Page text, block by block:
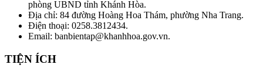
phòng UBND tỉnh Khánh Hòa.
Địa chỉ: 84 đường Hoàng Hoa Thám, phường Nha Trang.
Điện thoại: 0258.3812434.
Email: banbientap@khanhhoa.gov.vn.
TIỆN ÍCH